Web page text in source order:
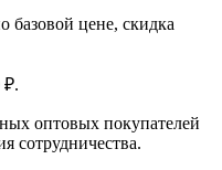
базовой цене, скидка
₽.
оптовых покупателей
сотрудничества.